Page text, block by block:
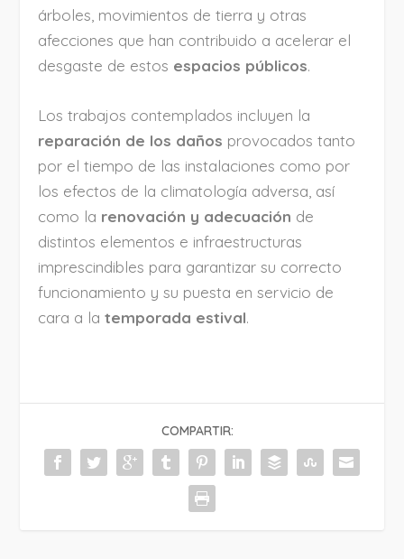
árboles, movimientos de tierra y otras
afecciones que han contribuido a acelerar el
desgaste de estos espacios públicos.
Los trabajos contemplados incluyen la
reparación de los daños provocados tanto
por el tiempo de las instalaciones como por
los efectos de la climatología adversa, así
como la renovación y adecuación de
distintos elementos e infraestructuras
imprescindibles para garantizar su correcto
funcionamiento y su puesta en servicio de
cara a latemporada estival.
COMPARTIR: